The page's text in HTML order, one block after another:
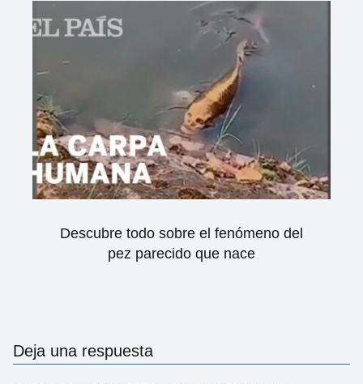
Descubre todo sobre el fenómeno del
pez parecido que nace
Deja una respuesta